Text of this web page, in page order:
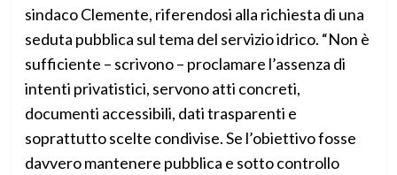
sindaco Clemente, riferendosi alla richiesta di una
seduta pubblica sul tema del servizio idrico. “Non è
sufficiente – scrivono – proclamare l’assenza di
intenti privatistici, servono atti concreti,
documenti accessibili, dati trasparenti e
soprattutto scelte condivise. Se l’obiettivo fosse
davvero mantenere pubblica e sotto controllo